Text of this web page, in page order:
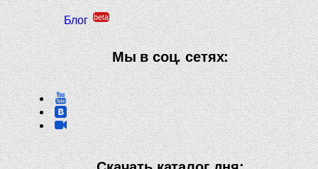
Блог beta
Мы в соц. сетях: